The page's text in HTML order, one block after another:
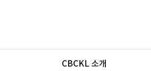
메뉴
CBCKL 소개